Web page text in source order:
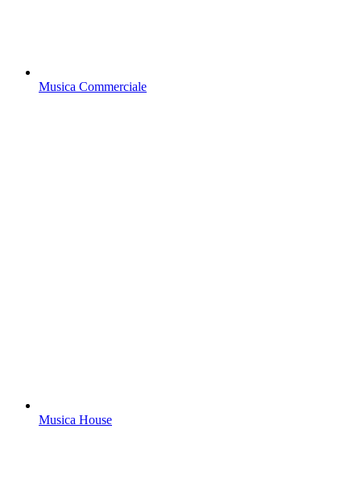
Musica Commerciale
Musica House